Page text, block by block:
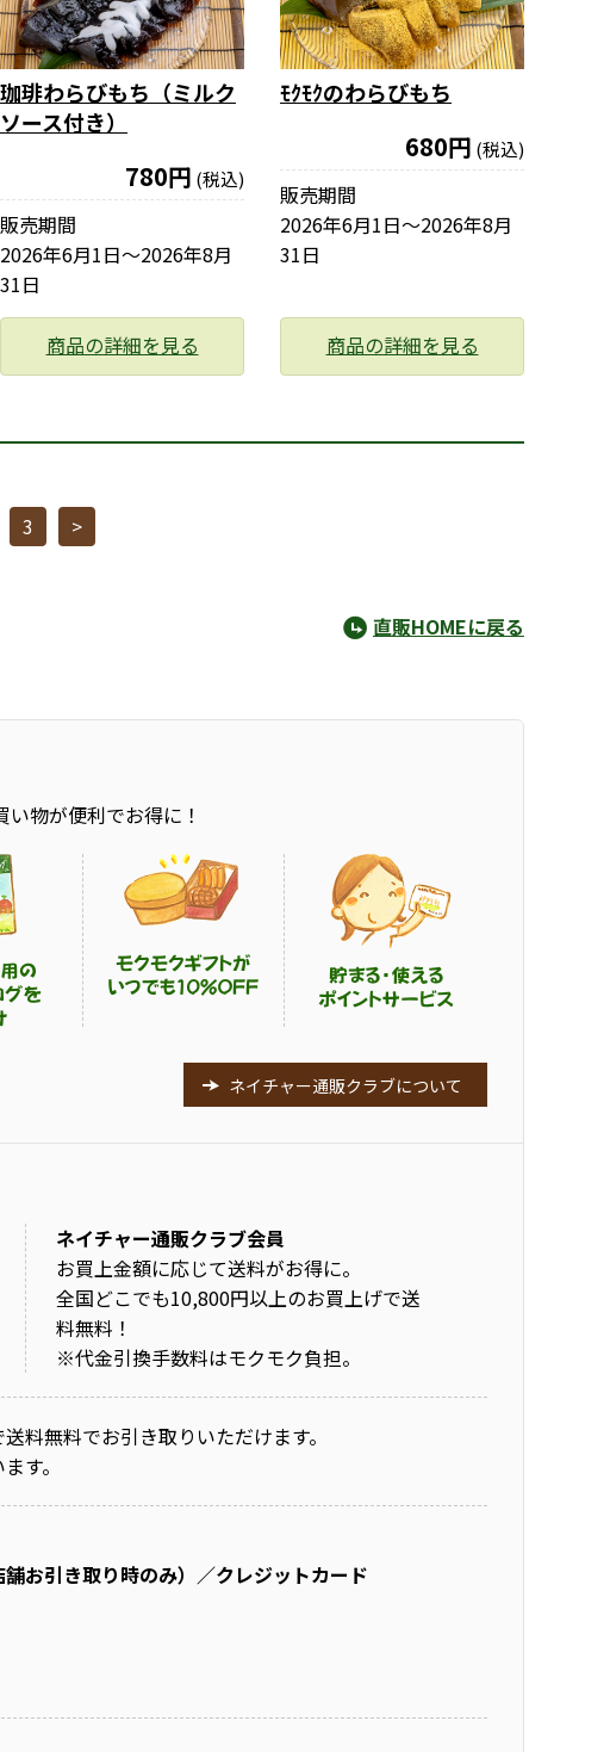
珈琲わらびもち（ミルク
ソース付き）
780円 (税込)
販売期間
2026年6月1日〜2026年8月
31日
商品の詳細を見る
ﾓｸﾓｸのわらびもち
680円 (税込)
販売期間
2026年6月1日〜2026年8月
31日
商品の詳細を見る
3 >
直販HOMEに戻る
物が便利でお得に！
ネイチャー通販クラブについて
ネイチャー通販クラブ会員
お買上金額に応じて送料がお得に。
全国どこでも10,800円以上のお買上げで送
料無料！
※代金引換手数料はモクモク負担。
送料無料でお引き取りいただけます。
す。
お引き取り時のみ）／クレジットカード